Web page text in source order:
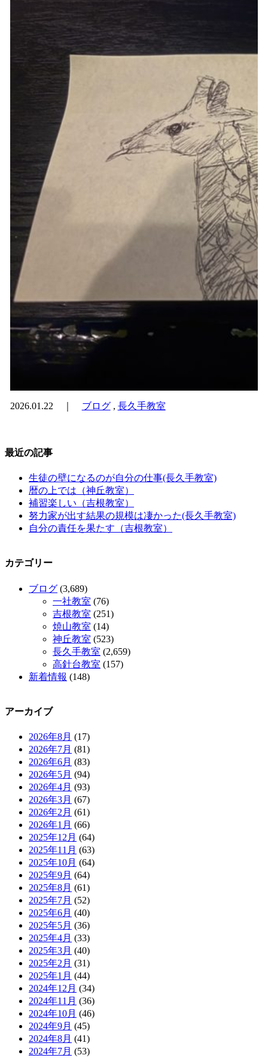
2026.01.22 ｜ ブログ, 長久手教室
最近の記事
生徒の壁になるのが自分の仕事(長久手教室)
暦の上では（神丘教室）
補習楽しい（吉根教室）
努力家が出す結果の規模は凄かった(長久手教室)
自分の責任を果たす（吉根教室）
カテゴリー
ブログ (3,689)
一社教室 (76)
吉根教室 (251)
焼山教室 (14)
神丘教室 (523)
長久手教室 (2,659)
高針台教室 (157)
新着情報 (148)
アーカイブ
2026年8月 (17)
2026年7月 (81)
2026年6月 (83)
2026年5月 (94)
2026年4月 (93)
2026年3月 (67)
2026年2月 (61)
2026年1月 (66)
2025年12月 (64)
2025年11月 (63)
2025年10月 (64)
2025年9月 (64)
2025年8月 (61)
2025年7月 (52)
2025年6月 (40)
2025年5月 (36)
2025年4月 (33)
2025年3月 (40)
2025年2月 (31)
2025年1月 (44)
2024年12月 (34)
2024年11月 (36)
2024年10月 (46)
2024年9月 (45)
2024年8月 (41)
2024年7月 (53)